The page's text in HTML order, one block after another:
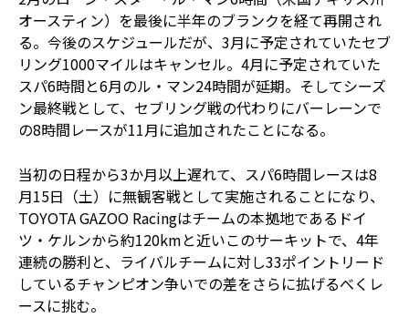
オースティン）を最後に半年のブランクを経て再開され
る。今後のスケジュールだが、3月に予定されていたセブ
リング1000マイルはキャンセル。4月に予定されていた
スパ6時間と6月のル・マン24時間が延期。そしてシーズ
ン最終戦として、セブリング戦の代わりにバーレーンで
の8時間レースが11月に追加されたことになる。
当初の日程から3か月以上遅れて、スパ6時間レースは8
月15日（土）に無観客戦として実施されることになり、
TOYOTA GAZOO Racingはチームの本拠地であるドイ
ツ・ケルンから約120kmと近いこのサーキットで、4年
連続の勝利と、ライバルチームに対し33ポイントリード
しているチャンピオン争いでの差をさらに拡げるべくレ
ースに挑む。